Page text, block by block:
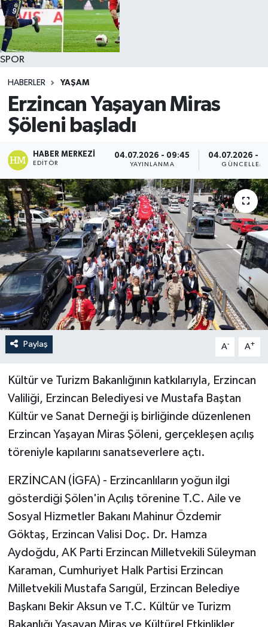
SPOR
HABERLER YAŞAM
Erzincan Yaşayan Miras
Şöleni başladı
HABER MERKEZI
EDITÖR
04.07.2026 - 09:45
YAYINLANMA
04.07.2026 -
Paylaş A- A+
Kültür ve Turizm Bakanlığının katkılarıyla, Erzincan
Valiliği, Erzincan Belediyesi ve Mustafa Baştan
Kültür ve Sanat Derneği iş birliğinde düzenlenen
Erzincan Yaşayan Miras Şöleni, gerçekleşen açılış
töreniyle kapılarını sanatseverlere açtı.
ERZİNCAN (İGFA) - Erzincanlıların yoğun ilgi
gösterdiği Şölen'in Açılış törenine T.C. Aile ve
Sosyal Hizmetler Bakanı Mahinur Özdemir
Göktaş, Erzincan Valisi Doç. Dr. Hamza
Aydoğdu, AK Parti Erzincan Milletvekili Süleyman
Karaman, Cumhuriyet Halk Partisi Erzincan
Milletvekili Mustafa Sarıgül, Erzincan Belediye
Başkanı Bekir Aksun ve T.C. Kültür ve Turizm
Bakanlığı Yaşayan Miras ve Kültürel Etkinlikler